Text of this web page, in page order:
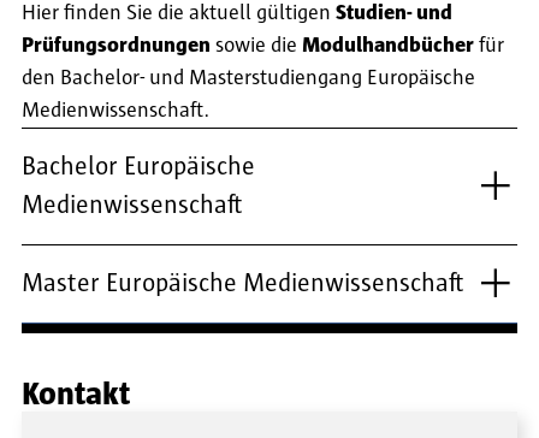
Hier finden Sie die aktuell gültigen Studien- und
Prüfungsordnungen sowie die Modulhandbücher für
den Bachelor- und Masterstudiengang Europäische
Medienwissenschaft.
Bachelor Europäische
Medienwissenschaft
Master Europäische Medienwissenschaft
Kontakt